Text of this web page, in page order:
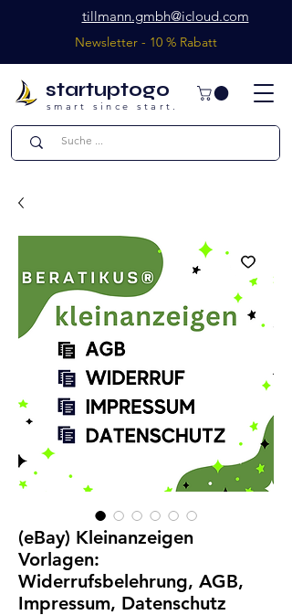
startuptogo
smart since start.
tillmann.gmbh@icloud.com
Newsletter - 10 % Rabatt
(eBay) Kleinanzeigen
Vorlagen:
Widerrufsbelehrung, AGB,
Impressum, Datenschutz